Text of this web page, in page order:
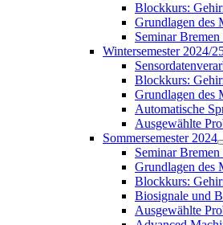
Blockkurs:
Grundlagen des
Seminar
Wintersemester 2024/
Blockkurs:
Grundlagen des
Automatische
Ausgewählte
Sommersemester 2024
Seminar
Grundlagen des
Blockkurs:
Biosignale und
Ausgewählte